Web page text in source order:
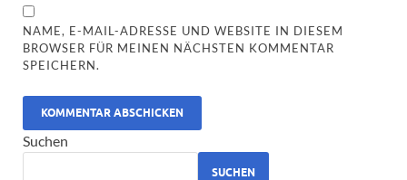
NAME, E-MAIL-ADRESSE UND WEBSITE IN DIESEM
BROWSER FÜR MEINEN NÄCHSTEN KOMMENTAR
SPEICHERN.
ALTERNATIVE:
Suchen
SUCHEN